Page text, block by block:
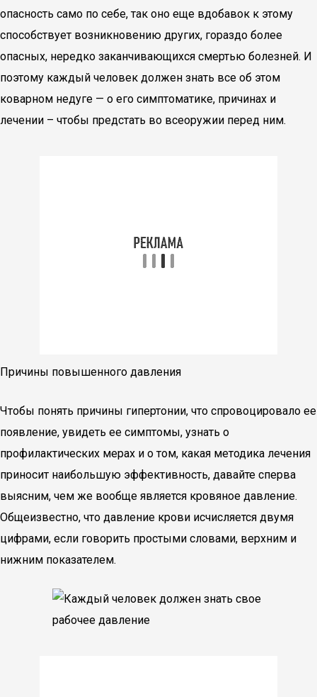
опасность само по себе, так оно еще вдобавок к этому
способствует возникновению других, гораздо более
опасных, нередко заканчивающихся смертью болезней. И
поэтому каждый человек должен знать все об этом
коварном недуге — о его симптоматике, причинах и
лечении – чтобы предстать во всеоружии перед ним.
Причины повышенного давления
Чтобы понять причины гипертонии, что спровоцировало ее
появление, увидеть ее симптомы, узнать о
профилактических мерах и о том, какая методика лечения
приносит наибольшую эффективность, давайте сперва
выясним, чем же вообще является кровяное давление.
Общеизвестно, что давление крови исчисляется двумя
цифрами, если говорить простыми словами, верхним и
нижним показателем.